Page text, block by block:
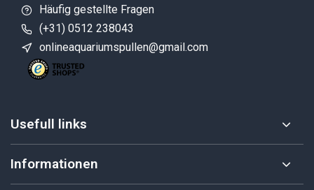
Häufig gestellte Fragen
(+31) 0512 238043
onlineaquariumspullen@gmail.com
Usefull links
Informationen